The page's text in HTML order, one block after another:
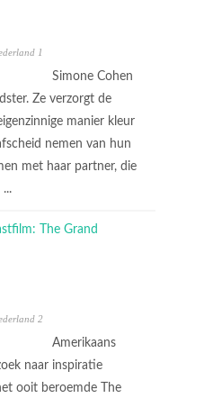
1
Simone Cohen
Ze verzorgt de
manier kleur
nemen van hun
met haar partner, die
2
Amerikaans
naar inspiratie
ooit beroemde The